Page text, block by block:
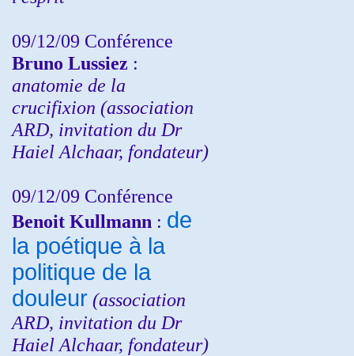
09/12/09 Conférence
Bruno Lussiez :
anatomie de la
crucifixion (association
ARD, invitation du Dr
Haiel Alchaar, fondateur)
09/12/09 Conférence
Benoit Kullmann : de
la poétique à la
politique de la
douleur (association
ARD, invitation du Dr
Haiel Alchaar, fondateur)